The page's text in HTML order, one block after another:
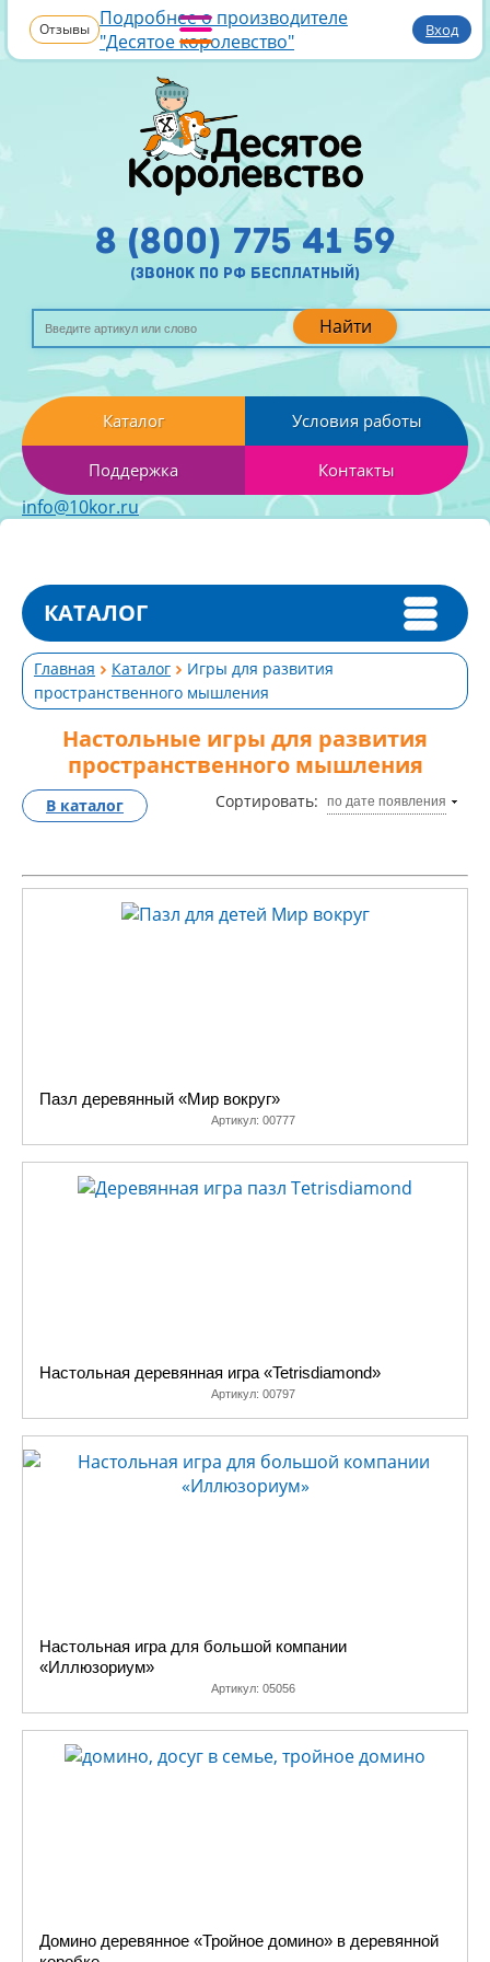
Отзывы Подробнее о производителе
"Десятое королевство"
Вход
Найти
8 (800) 775 41 59
(звонок по рф бесплатный)
Каталог Условия работы
Поддержка Контакты
info@10kor.ru
КАТАЛОГ
Главная Каталог
Игры для развития
пространственного мышления
Настольные игры для развития
пространственного мышления
Сортировать: по дате появления
В каталог
Пазл деревянный «Мир вокруг»
Артикул: 00777
Настольная деревянная игра «Tetrisdiamond»
Артикул: 00797
Настольная игра для большой компании
«Иллюзориум»
Артикул: 05056
Домино деревянное «Тройное домино» в деревянной